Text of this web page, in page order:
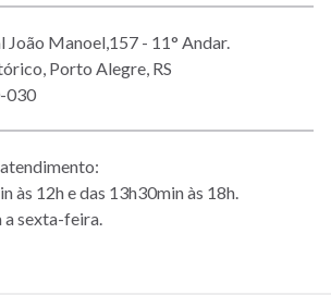
João Manoel,157 - 11° Andar.
Porto Alegre, RS
030
às 12h e das 13h30min às 18h.
a sexta-feira.